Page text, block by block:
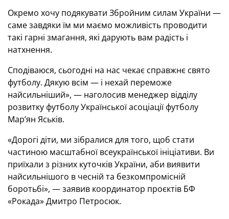
Окремо хочу подякувати Збройним силам України —
саме завдяки їм ми маємо можливість проводити
такі гарні змагання, які дарують вам радість і
натхнення.
Сподіваюся, сьогодні на нас чекає справжнє свято
футболу. Дякую всім — і нехай переможе
найсильніший», — наголосив менеджер відділу
розвитку футболу Української асоціації футболу
Мар’ян Яськів.
«Дорогі діти, ми зібралися для того, щоб стати
частиною масштабної всеукраїнської ініціативи. Ви
приїхали з різних куточків України, аби виявити
найсильнішого в чесній та безкомпромісній
боротьбі», — заявив координатор проєктів БФ
«Рокада» Дмитро Петросюк.